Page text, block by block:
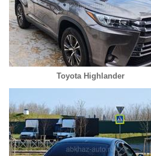
Toyota Highlander